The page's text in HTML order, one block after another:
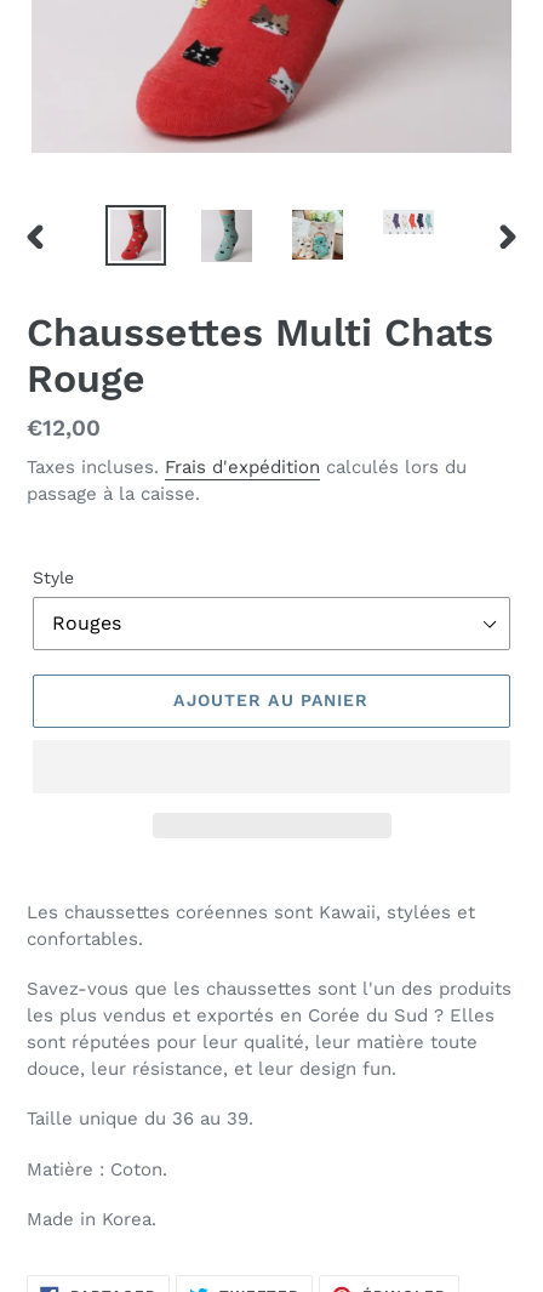
DIAPOSITIVE
Chaussettes Multi Chats
Rouge
Prix
normal
€12,00
Taxes incluses. Frais d'expédition calculés lors du
passage à la caisse.
Style
AJOUTER AU PANIER
Les chaussettes coréennes sont Kawaii, stylées et
confortables.
Savez-vous que les chaussettes sont l'un des produits
les plus vendus et exportés en Corée du Sud ? Elles
sont réputées pour leur qualité, leur matière toute
douce, leur résistance, et leur design fun.
Taille unique du 36 au 39.
Matière : Coton.
Made in Korea.